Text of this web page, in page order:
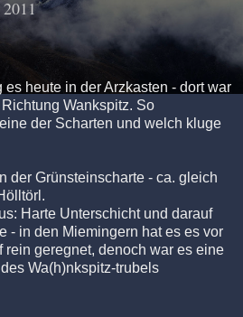
es heute in der Arzkasten - dort war
Wankspitz. So
der Scharten und welch kluge
der Grünsteinscharte - ca. gleich
Harte Unterschicht und darauf
- in den Miemingern hat es es vor
rein geregnet, denoch war es eine
Wa(h)nkspitz-trubels